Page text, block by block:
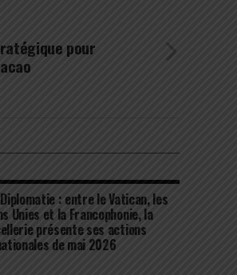
pour
: entre le Vatican, les
Unies et la Francophonie, la
présente ses actions
de mai 2026